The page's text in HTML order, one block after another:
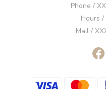
Phone /
Hours /
Mail /